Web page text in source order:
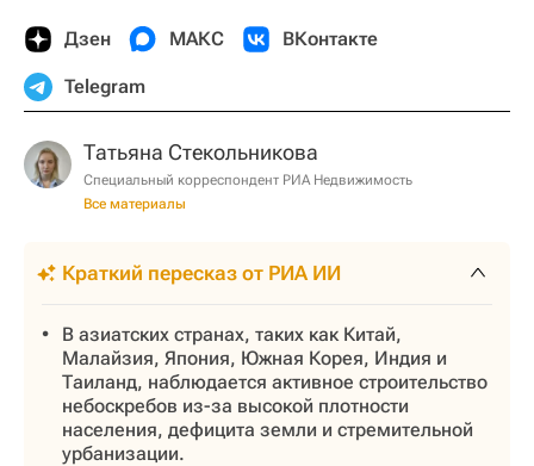
Дзен МАКС ВКонтакте
Telegram
Татьяна Стекольникова
Специальный корреспондент РИА Недвижимость
Все материалы
Краткий пересказ от РИА ИИ
В азиатских странах, таких как Китай,
Малайзия, Япония, Южная Корея, Индия и
Таиланд, наблюдается активное строительство
небоскребов из-за высокой плотности
населения, дефицита земли и стремительной
урбанизации.